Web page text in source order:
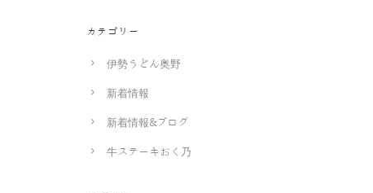
カテゴリー
伊勢うどん奥野
新着情報
新着情報&ブログ
牛ステーキおく乃